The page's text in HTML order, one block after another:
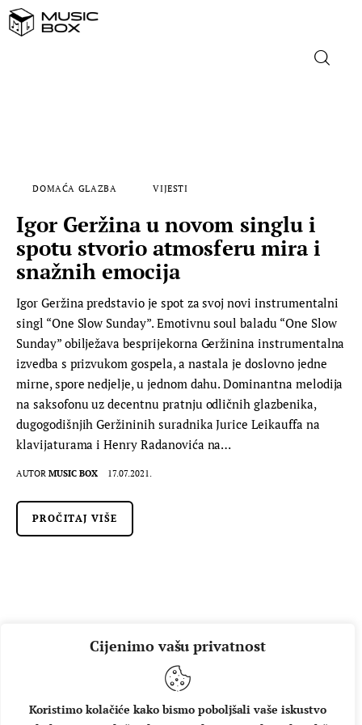
Cijenimo vašu privatnost
Koristimo kolačiće kako bismo poboljšali vaše iskustvo
FILM
MUSIC BOX
DOMAĆA GLAZBA VIJESTI
Igor Geržina u novom singlu i
spotu stvorio atmosferu mira i
snažnih emocija
Igor Geržina predstavio je spot za svoj novi instrumentalni
singl “One Slow Sunday”. Emotivnu soul baladu “One Slow
Sunday” obilježava besprijekorna Geržinina instrumentalna
izvedba s prizvukom gospela, a nastala je doslovno jedne
mirne, spore nedjelje, u jednom dahu. Dominantna melodija
na saksofonu uz decentnu pratnju odličnih glazbenika,
dugogodišnjih Geržininih suradnika Jurice Leikauffa na
klavijaturama i Henry Radanovića na…
AUTOR MUSIC BOX 17.07.2021.
PROČITAJ VIŠE